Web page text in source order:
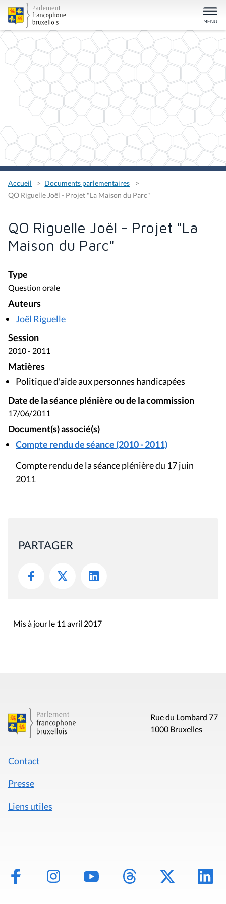
Accueil
Documents parlementaires
QO Riguelle Joël - Projet "La Maison du Parc"
QO Riguelle Joël - Projet "La
Maison du Parc"
Type
Question orale
Auteurs
Joël Riguelle
Session
2010 - 2011
Matières
Politique d'aide aux personnes handicapées
Date de la séance plénière ou de la commission
17/06/2011
Document(s) associé(s)
Compte rendu de séance (2010 - 2011)
Compte rendu de la séance plénière du 17 juin
2011
PARTAGER
Mis à jour le 11 avril 2017
Rue du Lombard 77
1000 Bruxelles
Contact
Presse
Liens utiles